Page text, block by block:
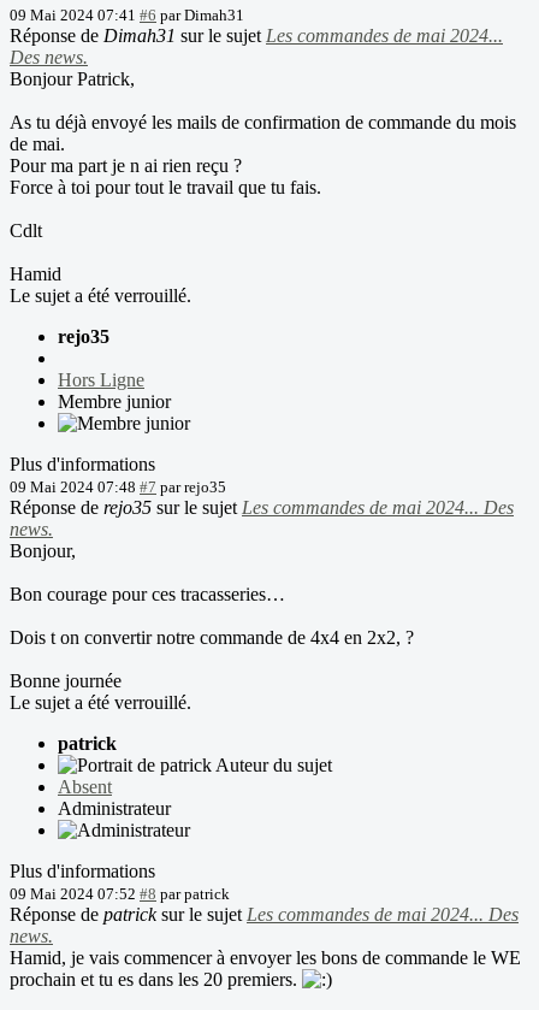
09 Mai 2024 07:41 #6 parDimah31
Réponse de Dimah31 sur le sujet Les commandes de mai 2024...
Des news.
Bonjour Patrick,
As tu déjà envoyé les mails de confirmation de commande du mois
de mai.
Pour ma part je n ai rien reçu ?
Force à toi pour tout le travail que tu fais.
Cdlt
Hamid
Le sujet a été verrouillé.
rejo35
Hors Ligne
Membre junior
Plus d'informations
09 Mai 2024 07:48 #7 parrejo35
Réponse de rejo35 sur le sujet Les commandes de mai 2024... Des
news.
Bonjour,
Bon courage pour ces tracasseries…
Dois t on convertir notre commande de 4x4 en 2x2, ?
Bonne journée
Le sujet a été verrouillé.
patrick
Auteur du sujet
Absent
Administrateur
Plus d'informations
09 Mai 2024 07:52 #8 parpatrick
Réponse de patricksur le sujet Les commandes de mai 2024... Des
news.
Hamid, je vais commencer à envoyer les bons de commande le WE
prochain et tu es dans les 20 premiers.